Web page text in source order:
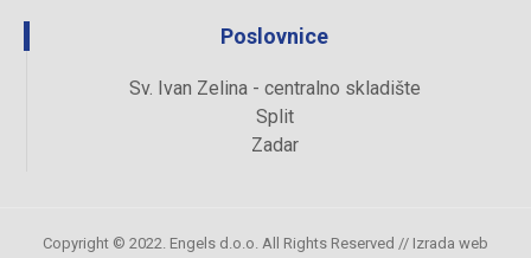
Poslovnice
Sv. Ivan Zelina - centralno skladište
Split
Zadar
Copyright © 2022. Engels d.o.o. All Rights Reserved // Izrada web